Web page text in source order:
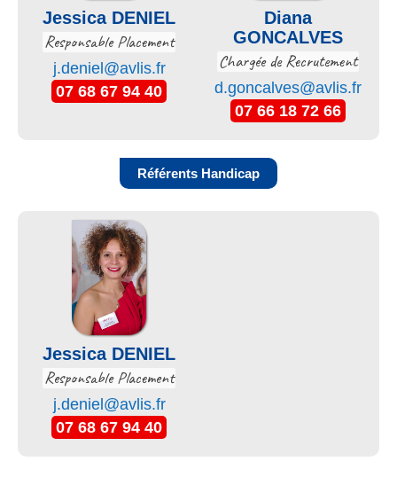
Jessica DENIEL
Responsable Placement
j.deniel@avlis.fr
07 68 67 94 40
Diana
GONCALVES
Chargée de Recrutement
d.goncalves@avlis.fr
07 66 18 72 66
Référents Handicap
Jessica DENIEL
Responsable Placement
j.deniel@avlis.fr
07 68 67 94 40